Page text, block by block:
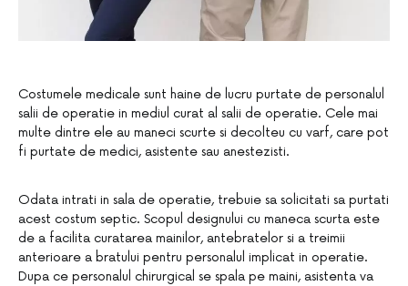
Costumele medicale sunt haine de lucru purtate de personalul
salii de operatie in mediul curat al salii de operatie. Cele mai
multe dintre ele au maneci scurte si decolteu cu varf, care pot
fi purtate de medici, asistente sau anestezisti.
Odata intrati in sala de operatie, trebuie sa solicitati sa purtati
acest costum septic. Scopul designului cu maneca scurta este
de a facilita curatarea mainilor, antebratelor si a treimii
anterioare a bratului pentru personalul implicat in operatie.
Dupa ce personalul chirurgical se spala pe maini, asistenta va